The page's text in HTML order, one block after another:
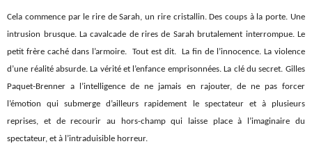
Cela commence par le rire de Sarah, un rire cristallin. Des coups à la porte. Une
intrusion brusque. La cavalcade de rires de Sarah brutalement interrompue. Le
petit frère caché dans l’armoire. Tout est dit. La fin de l’innocence. La violence
d’une réalité absurde. La vérité et l’enfance emprisonnées. La clé du secret. Gilles
Paquet-Brenner a l’intelligence de ne jamais en rajouter, de ne pas forcer
l’émotion qui submerge d’ailleurs rapidement le spectateur et à plusieurs
reprises, et de recourir au hors-champ qui laisse place à l’imaginaire du
spectateur, et à l’intraduisible horreur.